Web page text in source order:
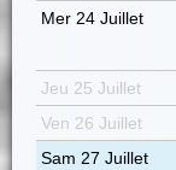
Mer 24 Juillet
Jeu 25 Juillet
Ven 26 Juillet
Sam 27 Juillet